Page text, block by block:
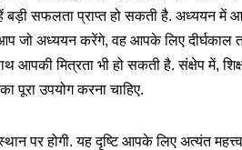
बड़ी सफलता प्राप्त हो सकती है. अध्ययन
जो अध्ययन करेंगे, वह आपके लिए दीर्घकाल
मित्रता भी हो सकती है. संक्षेप में,
पूरा उपयोग करना चाहिए.
पर होगी. यह दृष्टि आपके लिए अत्यंत